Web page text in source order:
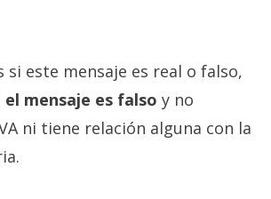
si este mensaje es real o falso,
el mensaje es falso y no
ni tiene relación alguna con la